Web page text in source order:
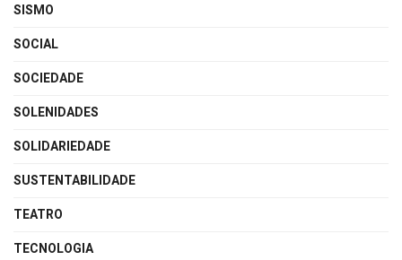
SISMO
SOCIAL
SOCIEDADE
SOLENIDADES
SOLIDARIEDADE
SUSTENTABILIDADE
TEATRO
TECNOLOGIA